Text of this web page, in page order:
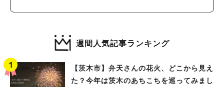
週間人気記事ランキング
【茨木市】弁天さんの花火、どこから見え
た？今年は茨木のあちこちを巡ってみまし